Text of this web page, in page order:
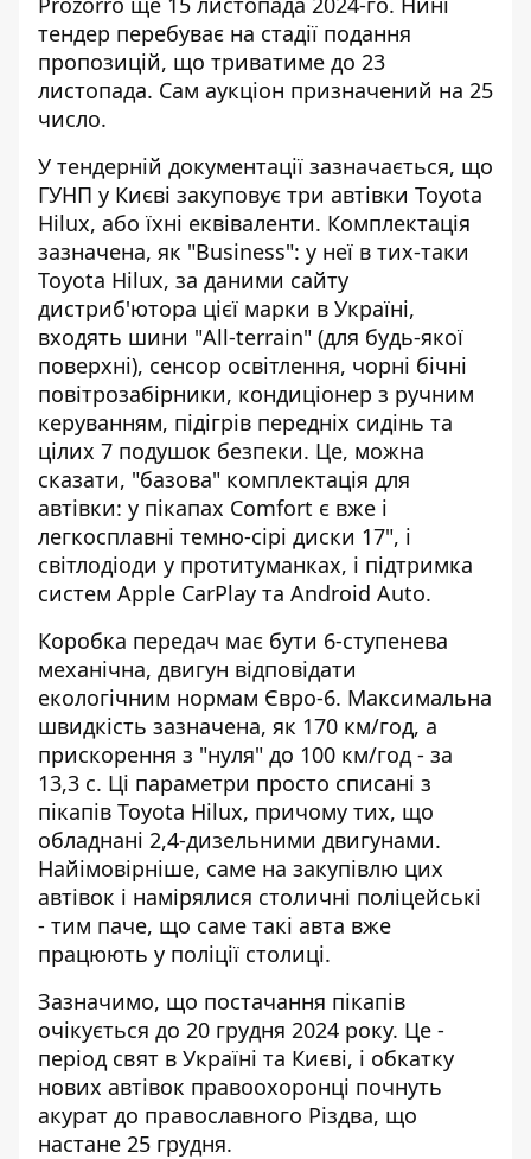
тендер перебуває на стадії подання
пропозицій, що триватиме до 23
листопада. Сам аукціон призначений на 25
число.
У тендерній документації зазначається, що
ГУНП у Києві закуповує три автівки Toyota
Hilux, або їхні еквіваленти. Комплектація
зазначена, як "Business": у неї в тих-таки
Toyota Hilux, за даними сайту
дистриб'ютора цієї марки в Україні,
входять шини "All-terrain" (для будь-якої
поверхні), сенсор освітлення, чорні бічні
повітрозабірники, кондиціонер з ручним
керуванням, підігрів передніх сидінь та
цілих 7 подушок безпеки. Це, можна
сказати, "базова" комплектація для
автівки: у пікапах Comfort є вже і
легкосплавні темно-сірі диски 17", і
світлодіоди у протитуманках, і підтримка
систем Apple CarPlay та Android Auto.
Коробка передач має бути 6-ступенева
механічна, двигун відповідати
екологічним нормам Євро-6. Максимальна
швидкість зазначена, як 170 км/год, а
прискорення з "нуля" до 100 км/год - за
13,3 с. Ці параметри просто списані з
пікапів Toyota Hilux, причому тих, що
обладнані 2,4-дизельними двигунами.
Найімовірніше, саме на закупівлю цих
автівок і намірялися столичні поліцейські
- тим паче, що саме такі авта вже
працюють у поліції столиці.
Зазначимо, що постачання пікапів
очікується до 20 грудня 2024 року. Це -
період свят в Україні та Києві, і обкатку
нових автівок правоохоронці почнуть
акурат до православного Різдва, що
настане 25 грудня.